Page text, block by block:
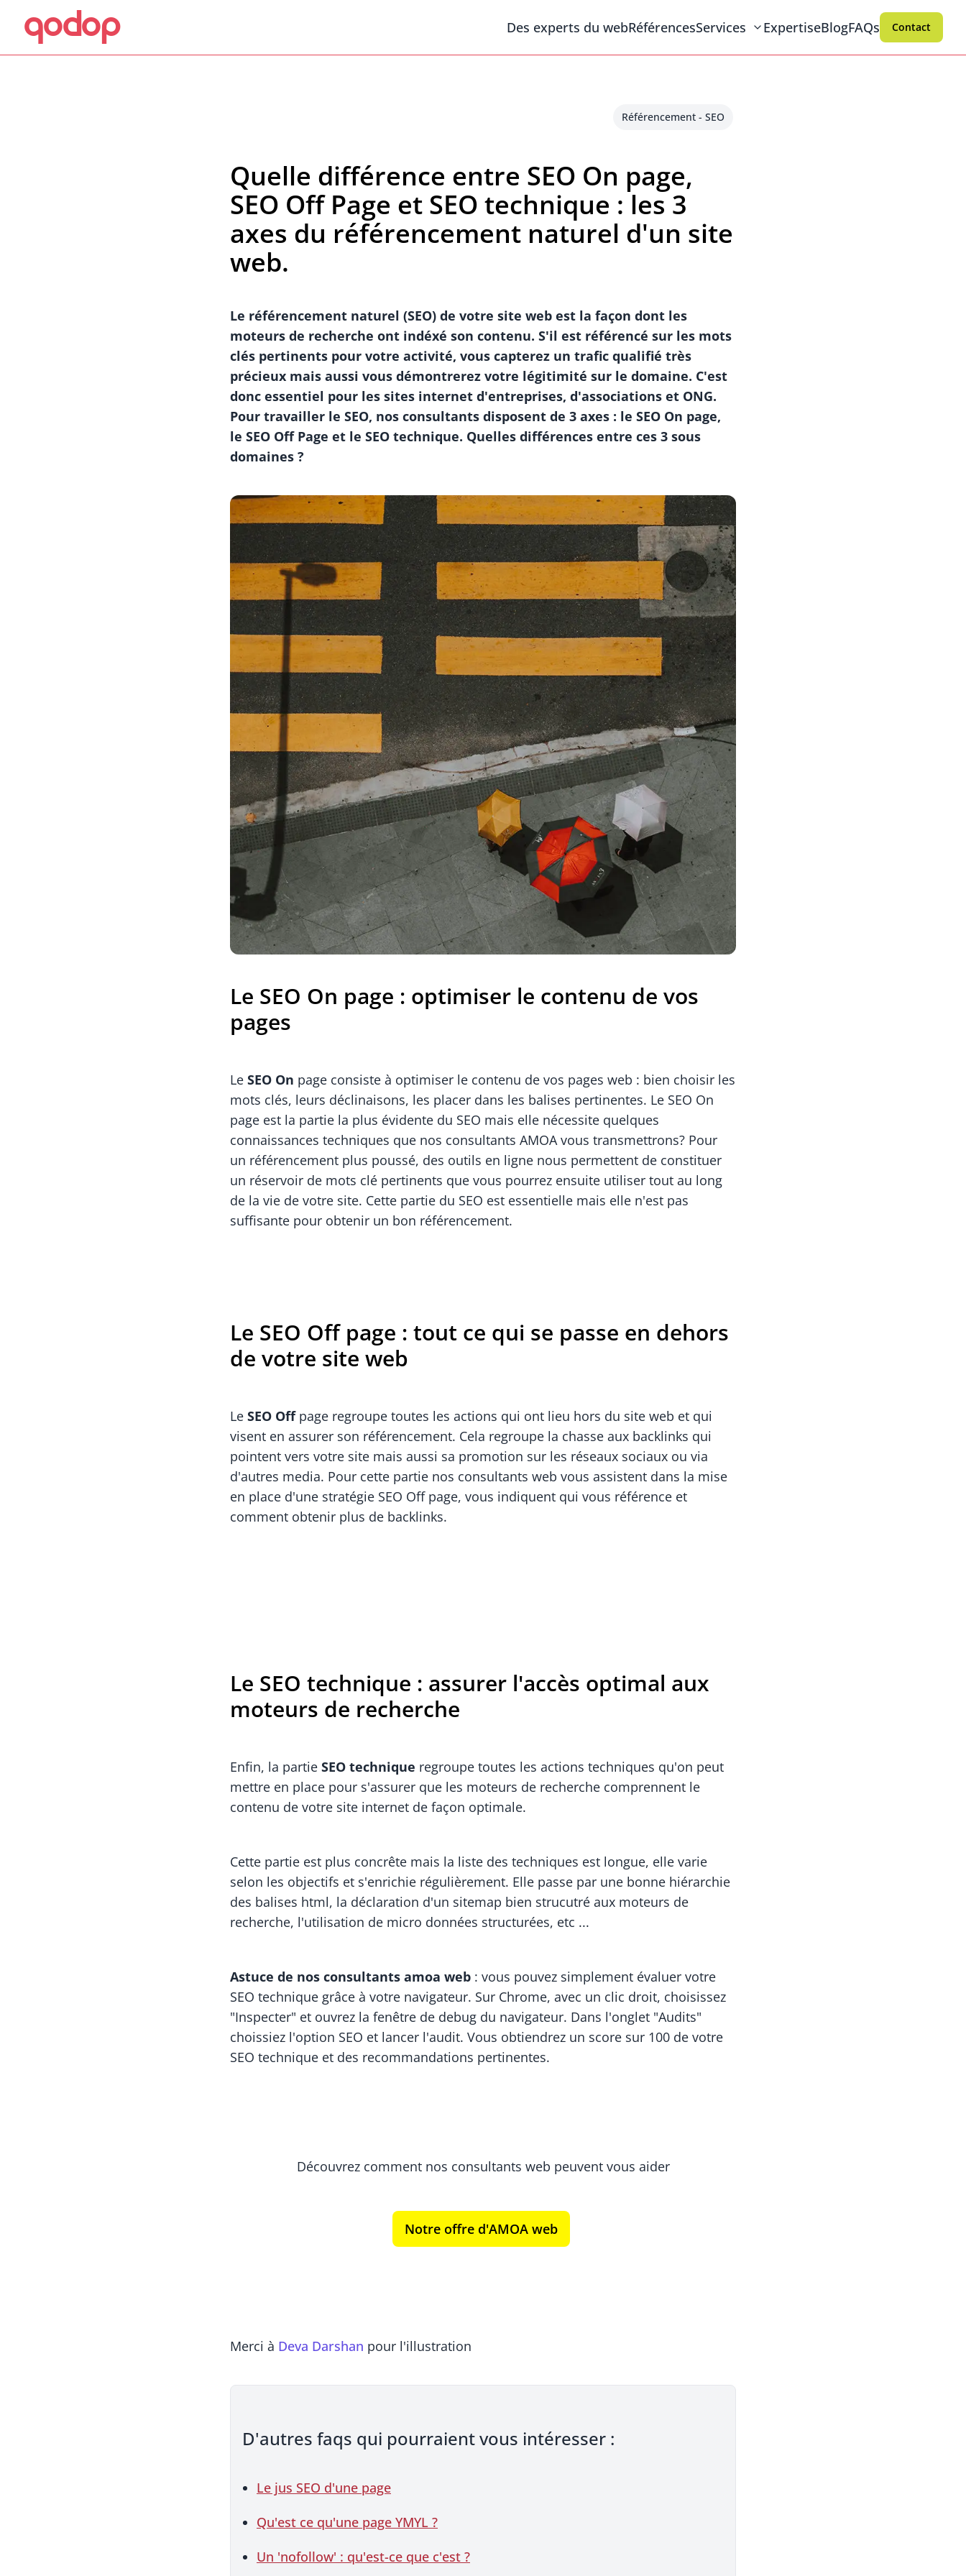
Aller au contenu principal
Aller au menu
qodop Des experts du webRéférencesServices ExpertiseBlogFAQs Contact
Référencement - SEO
Quelle différence entre SEO On page,
SEO Off Page et SEO technique : les 3
axes du référencement naturel d'un site
web.
Le référencement naturel (SEO) de votre site web est la façon dont les
moteurs de recherche ont indéxé son contenu. S'il est référencé sur les mots
clés pertinents pour votre activité, vous capterez un trafic qualifié très
précieux mais aussi vous démontrerez votre légitimité sur le domaine. C'est
donc essentiel pour les sites internet d'entreprises, d'associations et ONG.
Pour travailler le SEO, nos consultants disposent de 3 axes : le SEO On page,
le SEO Off Page et le SEO technique. Quelles différences entre ces 3 sous
domaines ?
Le SEO On page : optimiser le contenu de vos
pages
Le SEO On page consiste à optimiser le contenu de vos pages web : bien choisir les
mots clés, leurs déclinaisons, les placer dans les balises pertinentes. Le SEO On
page est la partie la plus évidente du SEO mais elle nécessite quelques
connaissances techniques que nos consultants AMOA vous transmettrons? Pour
un référencement plus poussé, des outils en ligne nous permettent de constituer
un réservoir de mots clé pertinents que vous pourrez ensuite utiliser tout au long
de la vie de votre site. Cette partie du SEO est essentielle mais elle n'est pas
suffisante pour obtenir un bon référencement.
Le SEO Off page : tout ce qui se passe en dehors
de votre site web
Le SEO Offpage regroupe toutes les actions qui ont lieu hors du site web et qui
visent en assurer son référencement. Cela regroupe la chasse aux backlinks qui
pointent vers votre site mais aussi sa promotion sur les réseaux sociaux ou via
d'autres media. Pour cette partie nos consultants web vous assistent dans la mise
en place d'une stratégie SEO Off page, vous indiquent qui vous référence et
comment obtenir plus de backlinks.
Le SEO technique : assurer l'accès optimal aux
moteurs de recherche
Enfin, la partie SEO technique regroupe toutes les actions techniques qu'on peut
mettre en place pour s'assurer que les moteurs de recherche comprennent le
contenu de votre site internet de façon optimale.
Cette partie est plus concrête mais la liste des techniques est longue, elle varie
selon les objectifs et s'enrichie régulièrement. Elle passe par une bonne hiérarchie
des balises html, la déclaration d'un sitemap bien strucutré aux moteurs de
recherche, l'utilisation de micro données structurées, etc ...
Astuce de nos consultants amoa web : vous pouvez simplement évaluer votre
SEO technique grâce à votre navigateur. Sur Chrome, avec un clic droit, choisissez
"Inspecter" et ouvrez la fenêtre de debug du navigateur. Dans l'onglet "Audits"
choissiez l'option SEO et lancer l'audit. Vous obtiendrez un score sur 100 de votre
SEO technique et des recommandations pertinentes.
Découvrez comment nos consultants web peuvent vous aider
Notre offre d'AMOA web
Merci à Deva Darshan pour l'illustration
D'autres faqs qui pourraient vous intéresser :
Le jus SEO d'une page
Qu'est ce qu'une page YMYL ?
Un 'nofollow' : qu'est-ce que c'est ?